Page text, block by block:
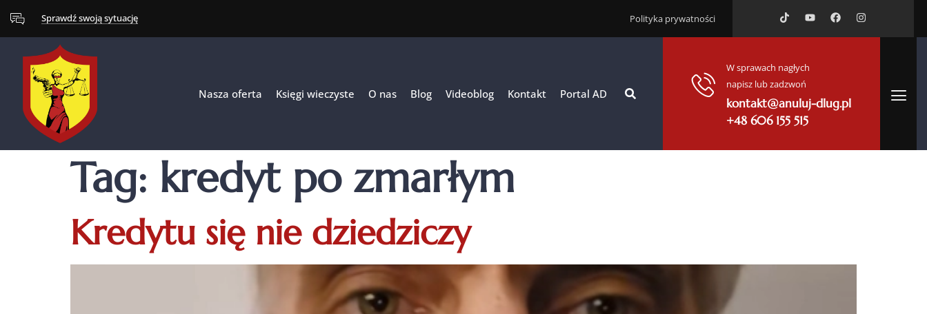
Sprawdź swoją sytuację Polityka prywatności
Nasza oferta Księgi wieczyste O nas Blog Videoblog Kontakt Portal AD
W sprawach nagłych
napisz lub zadzwoń
kontakt@anuluj-dlug.pl
+48 606 155 515
Tag: kredyt po zmarłym
Kredytu się nie dziedziczy